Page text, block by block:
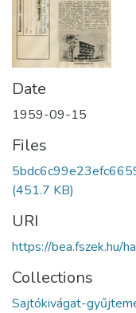
Date
1959-09-15
Files
(451.7 KB)
URI
https://bea.fszek.hu/
Collections
Sajtókivágat-